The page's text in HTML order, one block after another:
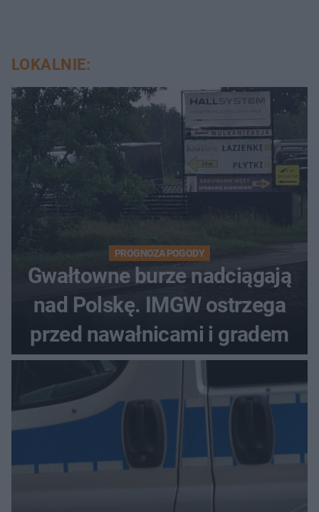
LOKALNIE:
PROGNOZA POGODY
Gwałtowne burze nadciągają
nad Polskę. IMGW ostrzega
przed nawałnicami i gradem